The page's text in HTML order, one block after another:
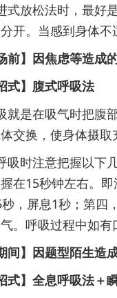
式放松法时，最好
开。当感到身体不
前】因焦虑等造成
式】腹式呼吸法
就是在吸气时把腹
交换，使身体摄取
吸时注意把握以下
在15秒钟左右。
，屏息1秒；第四
。呼吸过程中如有
间】因题型陌生造
式】全息呼吸法＋